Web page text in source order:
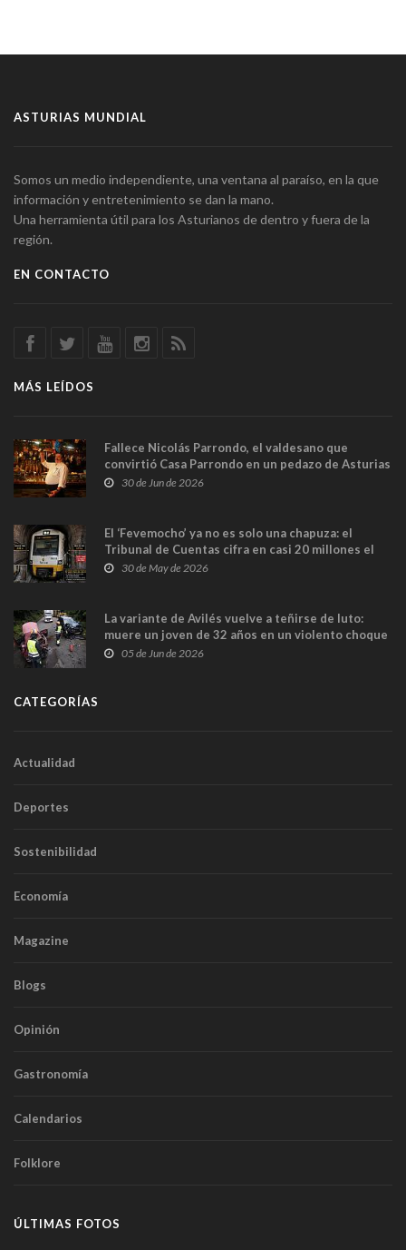
ASTURIAS MUNDIAL
Somos un medio independiente, una ventana al paraíso, en la que
información y entretenimiento se dan la mano.
Una herramienta útil para los Asturianos de dentro y fuera de la
región.
EN CONTACTO
MÁS LEÍDOS
Fallece Nicolás Parrondo, el valdesano que
convirtió Casa Parrondo en un pedazo de Asturias
en Madrid
30 de Jun de 2026
El ‘Fevemocho’ ya no es solo una chapuza: el
Tribunal de Cuentas cifra en casi 20 millones el
sobrecoste de los trenes que no cabían por los
30 de May de 2026
La variante de Avilés vuelve a teñirse de luto:
muere un joven de 32 años en un violento choque
frontal
05 de Jun de 2026
CATEGORÍAS
Actualidad
Deportes
Sostenibilidad
Economía
Magazine
Blogs
Opinión
Gastronomía
Calendarios
Folklore
ÚLTIMAS FOTOS